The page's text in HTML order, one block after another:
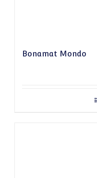
Bonamat Mondo